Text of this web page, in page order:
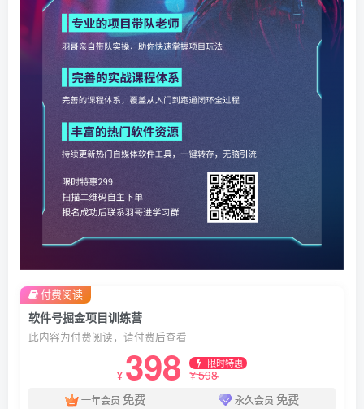
软件号掘金项目训练营
此内容为付费阅读，请付费后查看
¥ 398 限时特惠
¥598
一年会员 免费 永久会员 免费
付费阅读